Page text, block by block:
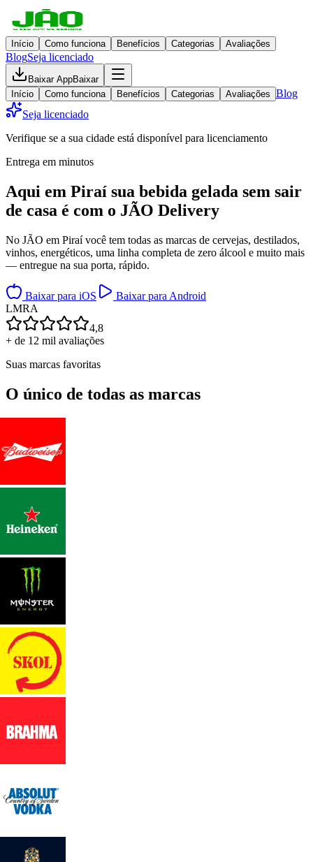
Início Como funciona Benefícios Categorias Avaliações
BlogSeja licenciado
Baixar AppBaixar
Início
Como funciona Benefícios Categorias Avaliações Blog
Seja licenciado
Verifique se a sua cidade está disponível para licenciamento
Entrega em minutos
Aqui em Piraí sua bebida gelada sem sair
de casa é com o JÃO Delivery
No JÃO em Piraí você tem todas as marcas de cervejas, destilados,
vinhos, energéticos, uma linha completa de zero álcool e muito mais
— entregue na sua porta, rápido.
Baixar para iOS
Baixar para Android
LMRA
4,8
+ de 12 mil avaliações
Suas marcas favoritas
O único de todas as marcas